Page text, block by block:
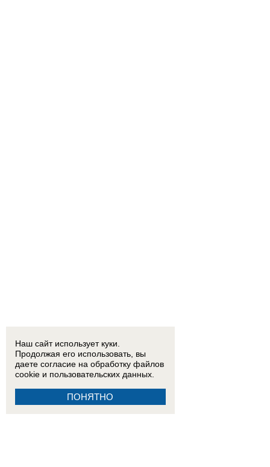
Наш сайт использует куки.
Продолжая его использовать, вы
даете согласие на обработку файлов
cookie и пользовательских данных.
ПОНЯТНО